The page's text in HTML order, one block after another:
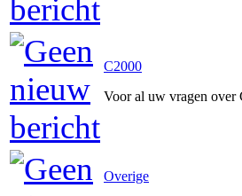
C2000
Voor al uw vragen over
Overige